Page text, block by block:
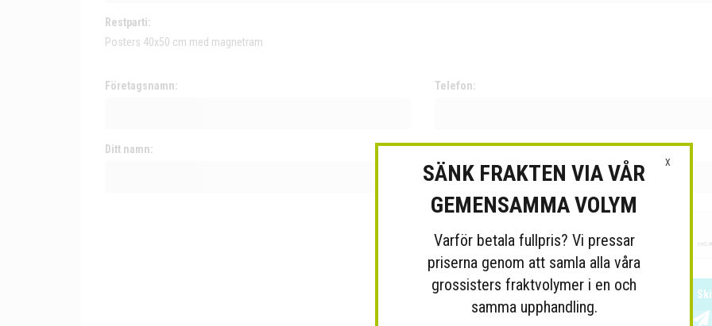
Restparti:
Posters 40x50 cm med magnetram
Företagsnamn:
Ditt namn:
Telefon:
E-post:
X
SÄNK FRAKTEN VIA VÅR
GEMENSAMMA VOLYM
Varför betala fullpris? Vi pressar
priserna genom att samla alla våra
grossisters fraktvolymer i en och
samma upphandling.